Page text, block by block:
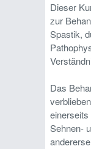
Dieser
zur
Spastik,
Das
Sehnen-